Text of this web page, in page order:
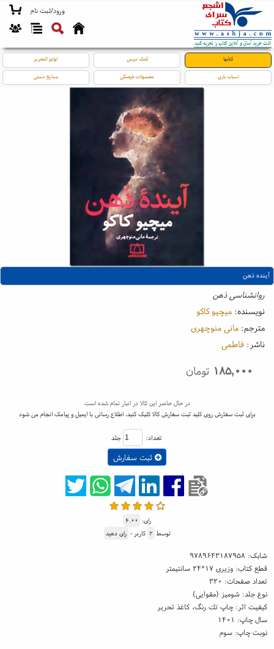
ورود/ثبت نام
کتابها کمک درسی لوازم التحریر
اسباب بازی محصولات فرهنگی صنایع دستی
آینده ذهن
روانشناسی ذهن
نویسنده: میچیو کاکو
مترجم: مانی منوچهری
ناشر: فاطمی
۱۸۵,۰۰۰ تومان
در حال حاضر این کالا در انبار تمام شده است
برای ثبت سفارش روی کلید ثبت سفارش کالا کلیک کنید، اطلاع رسانی با ایمیل و پیامک انجام می شود
تعداد: جلد
ثبت سفارش
رای: ۴.۰۰
توسط ۲ کاربر - رای دهید
شابک:۹۷۸۹۶۴۳۱۸۷۹۵۸
قطع کتاب: وزیری ۱۷*۲۴ سانتیمتر
تعداد صفحات: ۳۲۰
نوع جلد: شومیز (مقوایی)
کیفیت اثر: چاپ تك رنگ، کاغذ تحریر
سال چاپ: ۱۴۰۱
نوبت چاپ: سوم